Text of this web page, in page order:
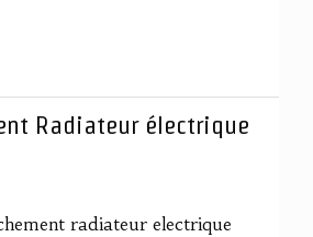
Radiateur électrique
radiateur electrique